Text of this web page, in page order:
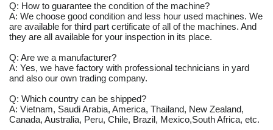
Q: How to guarantee the condition of the machine?
A: We choose good condition and less hour used machines. We
are available for third part certificate of all of the machines. And
they are all available for your inspection in its place.
Q: Are we a manufacturer?
A: Yes, we have factory with professional technicians in yard
and also our own trading company.
Q: Which country can be shipped?
A: Vietnam, Saudi Arabia, America, Thailand, New Zealand,
Canada, Australia, Peru, Chile, Brazil, Mexico,South Africa, etc.